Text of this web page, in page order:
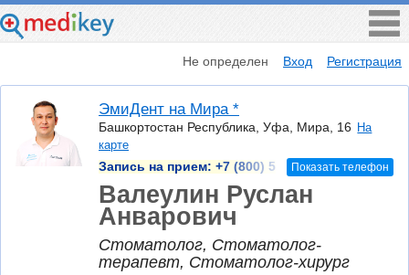
Не определен Вход Регистрация
ЭмиДент на Мира *
Башкортостан Республика, Уфа, Мира, 16 На
карте
Запись на прием: +7 (800) 5 Показать телефон
Валеулин Руслан
Анварович
Стоматолог, Стоматолог-
терапевт, Стоматолог-хирург